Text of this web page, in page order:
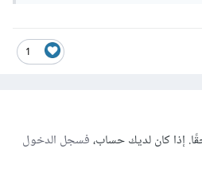
1
إذا كان لديك حساب،فسجل الدخول